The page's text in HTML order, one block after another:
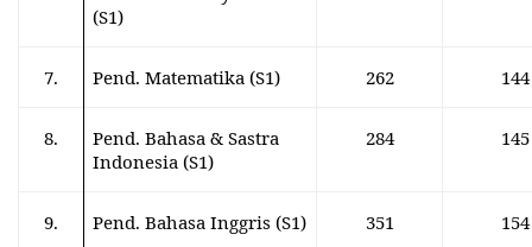
(S1)
7. Pend. Matematika (S1) 262 144
8.
Pend. Bahasa & Sastra
Indonesia (S1)
284 145
9. Pend. Bahasa Inggris (S1) 351 154